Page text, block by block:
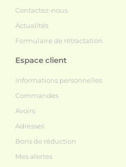
Contactez-nous
Actualités
Formulaire de rétractation
Espace client
Informations personnelles
Commandes
Avoirs
Adresses
Bons de réduction
Mes alertes